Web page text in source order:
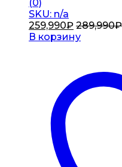
(0)
SKU: n/a
259,990₽ 289,990₽
В корзину